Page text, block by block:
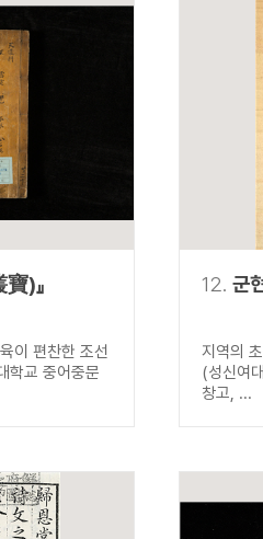
)』
이 편찬한 조선
학교 중어중문
12. 군
지역의
(성신여
창고, ...